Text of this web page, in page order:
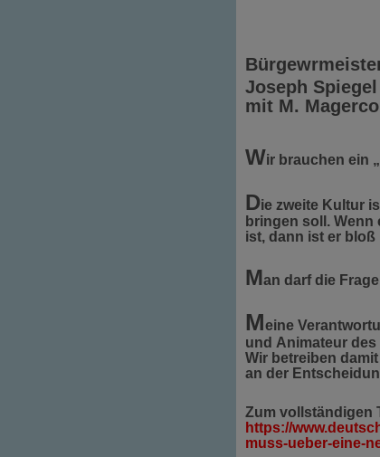
Joseph Spiegel
mit M.
Wir brauchen ein
Die zweite Kultur
bringen soll.
ist, dann ist er bloß
Man darf die
Meine
und Animateur
Wir betreiben
an der
Zum vollständigen
https://
muss-ueber-eine-